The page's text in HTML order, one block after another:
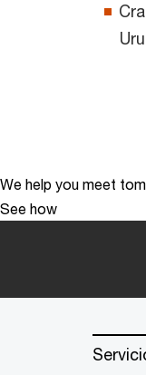
We help you meet
See how